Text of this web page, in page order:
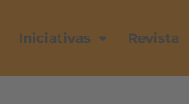
Iniciativas Revista